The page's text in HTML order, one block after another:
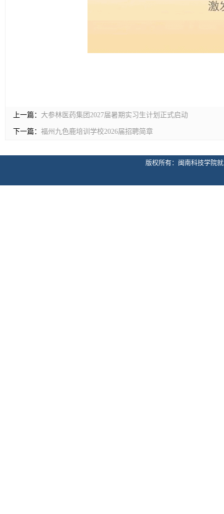
上一篇： 大参林医药集团2027届暑期实习生计划正式启动
下一篇： 福州九色鹿培训学校2026届招聘简章
版权所有：闽南科技学院